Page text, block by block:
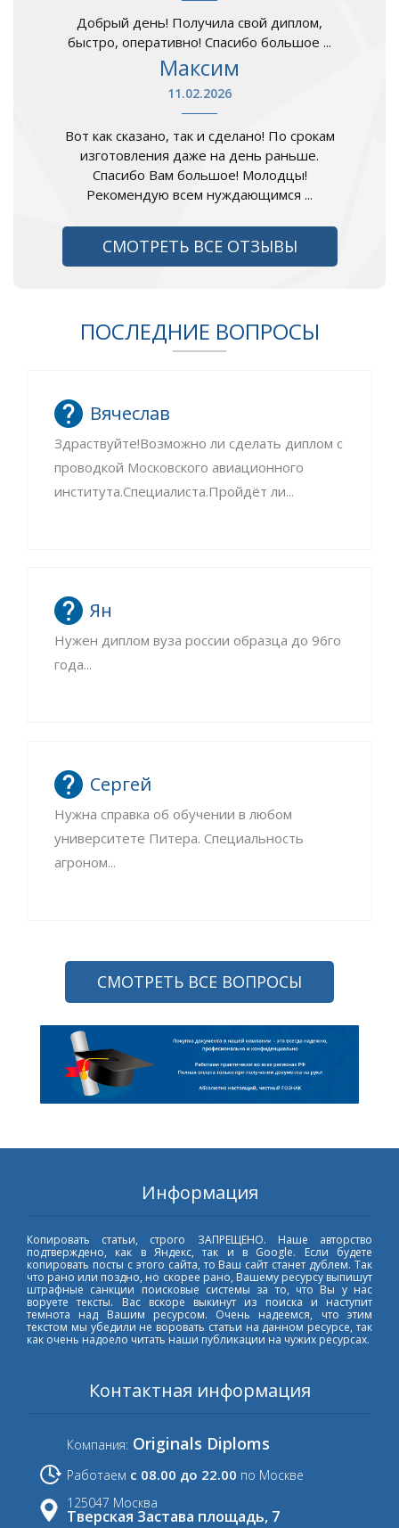
Добрый день! Получила свой диплом,
быстро, оперативно! Спасибо большое ...
Максим
11.02.2026
Вот как сказано, так и сделано! По срокам
изготовления даже на день раньше.
Спасибо Вам большое! Молодцы!
Рекомендую всем нуждающимся ...
СМОТРЕТЬ ВСЕ ОТЗЫВЫ
ПОСЛЕДНИЕ ВОПРОСЫ
Вячеслав
Здраствуйте!Возможно ли сделать диплом с
проводкой Московского авиационного
института.Специалиста.Пройдёт ли...
Ян
Нужен диплом вуза россии образца до 96го
года...
Сергей
Нужна справка об обучении в любом
университете Питера. Специальность
агроном...
СМОТРЕТЬ ВСЕ ВОПРОСЫ
Информация
Копировать статьи, строго ЗАПРЕЩЕНО. Наше авторство
подтверждено, как в Яндекс, так и в Google. Если будете
копировать посты с этого сайта, то Ваш сайт станет дублем. Так
что рано или поздно, но скорее рано, Вашему ресурсу выпишут
штрафные санкции поисковые системы за то, что Вы у нас
воруете тексты. Вас вскоре выкинут из поиска и наступит
темнота над Вашим ресурсом. Очень надеемся, что этим
текстом мы убедили не воровать статьи на данном ресурсе, так
как очень надоело читать наши публикации на чужих ресурсах.
Контактная информация
Компания: Originals Diploms
Работаем с 08.00 до 22.00 по Москве
125047 Москва
Тверская Застава площадь, 7